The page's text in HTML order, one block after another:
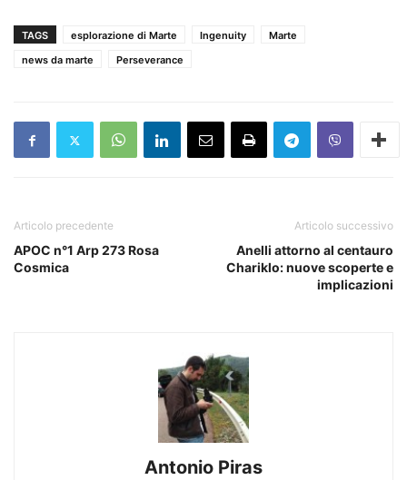
TAGS esplorazione di Marte Ingenuity
Marte
news da marte
Perseverance
Articolo precedente
APOC n°1 Arp 273 Rosa
Cosmica
Articolo successivo
Anelli attorno al centauro
Chariklo: nuove scoperte e
implicazioni
Antonio Piras